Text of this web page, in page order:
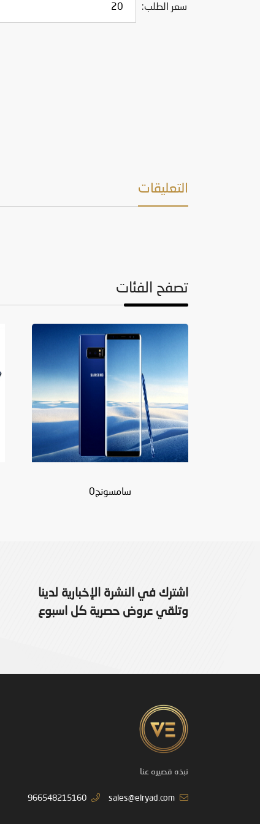
سعر الطلب:
التعليقات
تصفح الفئات
سامسونج0
اشترك في النشرة الإخبارية لدينا
وتلقي عروض حصرية كل اسبوع
نبذه قصيره عنا
sales@elryad.com
966548215160